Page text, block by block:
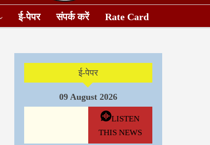
ई-पेपर संपर्क करें Rate Card
ई-पेपर
09 August 2026
LISTEN
THIS NEWS